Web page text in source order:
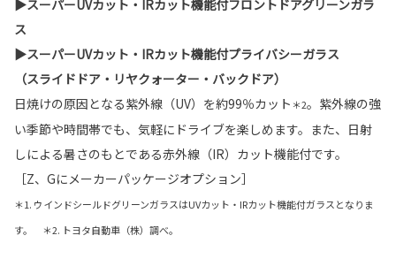
▶スーパーUVカット・IRカット機能付フロントドアグリーンガラ
ス
▶スーパーUVカット・IRカット機能付プライバシーガラス
（スライドドア・リヤクォーター・バックドア）
日焼けの原因となる紫外線（UV）を約99％カット ＊2。紫外線の強
い季節や時間帯でも、気軽にドライブを楽しめます。また、日射
しによる暑さのもとである赤外線（IR）カット機能付です。
［Z、Gにメーカーパッケージオプション］
＊1. ウインドシールドグリーンガラスはUVカット・IRカット機能付ガラスとなりま
す。 ＊2. トヨタ自動車（株）調べ。